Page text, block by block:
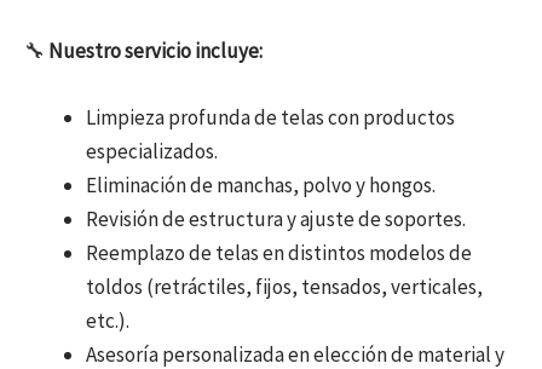
🔧 Nuestro servicio incluye:
Limpieza profunda de telas con productos
especializados.
Eliminación de manchas, polvo y hongos.
Revisión de estructura y ajuste de soportes.
Reemplazo de telas en distintos modelos de
toldos (retráctiles, fijos, tensados, verticales,
etc.).
Asesoría personalizada en elección de material y